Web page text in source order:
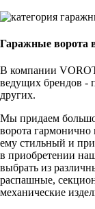
Гаражные ворота
В компании
ведущих брендов -
других.
Мы придаем
ворота гармонично
ему стильный и
в приобретении
выбрать из
распашные,
механические